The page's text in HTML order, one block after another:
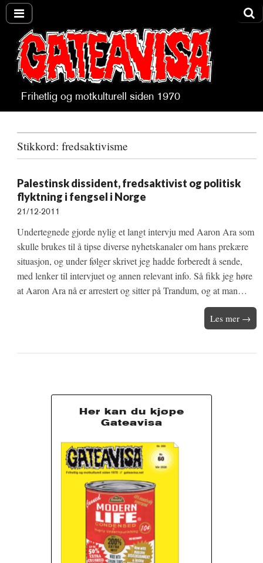
Gateavisa
Frihetlig og motkulturell siden 1970
Stikkord: fredsaktivisme
Palestinsk dissident, fredsaktivist og politisk
flyktning i fengsel i Norge
21/12-2011
Undertegnede gjorde nylig et langt intervju med Aaron Ara som
skulle brukes til å tipse diverse nyhetskanaler om hans prekære
situasjon, og under følger skrivet jeg hadde forberedt å sende,
med lenker til intervjuet og annen relevant info. Så fikk jeg høre
at Aaron Ara nå er arrestert og sitter på Trandum, og at man…
Les mer →
Her kan du kjøpe
Gateavisa